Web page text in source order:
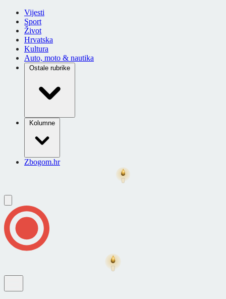
Vijesti
Sport
Život
Hrvatska
Kultura
Auto, moto & nautika
Ostale rubrike
Kolumne
Zbogom.hr